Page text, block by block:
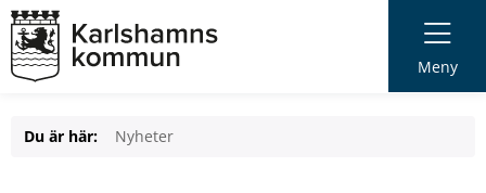
Meny
Du är här: Nyheter